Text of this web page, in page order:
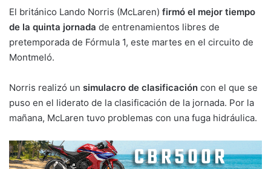
El británico Lando Norris (McLaren) firmó el mejor tiempo
de la quinta jornada de entrenamientos libres de
pretemporada de Fórmula 1, este martes en el circuito de
Montmeló.
Norris realizó un simulacro de clasificación con el que se
puso en el liderato de la clasificación de la jornada. Por la
mañana, McLaren tuvo problemas con una fuga hidráulica.